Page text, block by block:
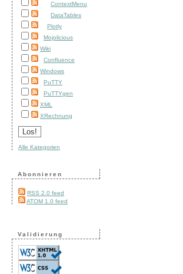
ContextMenu
DataTables
Plotly
Mojolicious
Wiki
Confluence
Windows
PuTTY
PuTTYgen
XML
XRechnung
Alle Kategorien
Abonnieren
RSS 2.0 feed
ATOM 1.0 feed
Validierung